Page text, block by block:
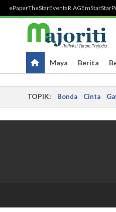
ePaperTheStarEventsR.AGEmStar
Maya Berita
TOPIK: Bonda Cinta